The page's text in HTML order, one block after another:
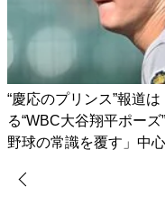
“慶応のプリンス”報道
る“WBC大谷翔平ポー
野球の常識を覆す」中